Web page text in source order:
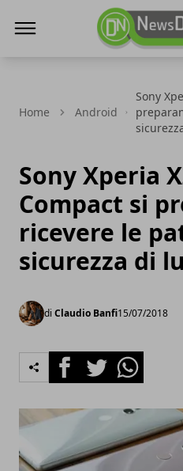
Home Android
Sony
Sony Xperia
Compact si
ricevere le
sicurezza di
di Claudio Banfi15/07/2018
FacebookTwitterWhatsapp